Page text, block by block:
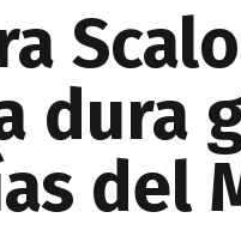
dura
del